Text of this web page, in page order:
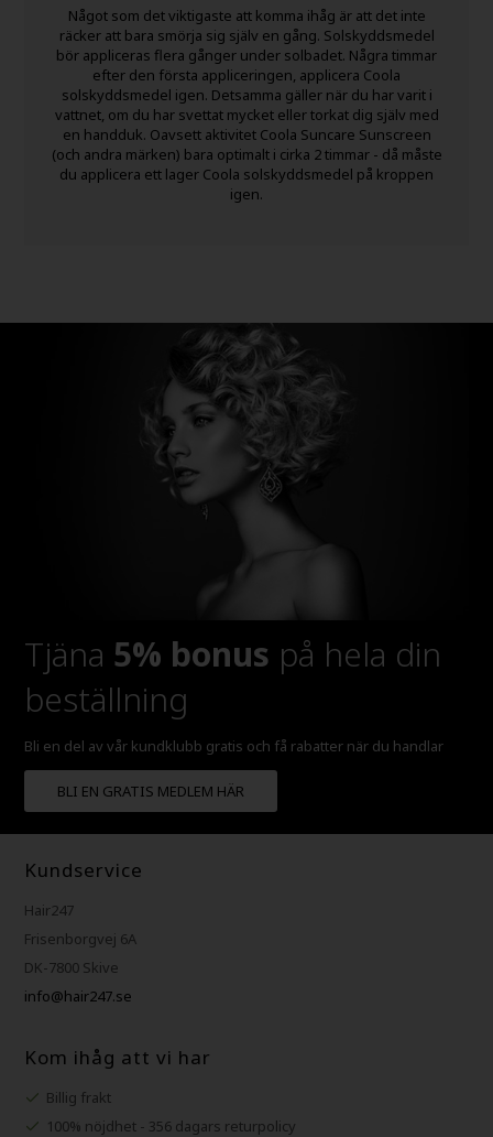
Något som det viktigaste att komma ihåg är att det inte
räcker att bara smörja sig själv en gång. Solskyddsmedel
bör appliceras flera gånger under solbadet. Några timmar
efter den första appliceringen, applicera Coola
solskyddsmedel igen. Detsamma gäller när du har varit i
vattnet, om du har svettat mycket eller torkat dig själv med
en handduk. Oavsett aktivitet Coola Suncare Sunscreen
(och andra märken) bara optimalt i cirka 2 timmar - då måste
du applicera ett lager Coola solskyddsmedel på kroppen
igen.
Tjäna 5% bonus på hela din
beställning
Bli en del av vår kundklubb gratis och få rabatter när du handlar
BLI EN GRATIS MEDLEM HÄR
Kundservice
Hair247
Frisenborgvej 6A
DK-7800 Skive
info@hair247.se
Kom ihåg att vi har
Billig frakt
100% nöjdhet - 356 dagars returpolicy